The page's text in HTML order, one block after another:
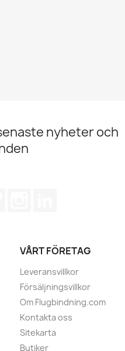
nyheter och
VÅRT FÖRETAG
Leveransvillkor
Försäljningsvillkor
Om Flugbindning.com
Kontakta oss
Sitekarta
Butiker